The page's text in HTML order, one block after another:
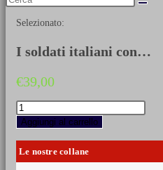
Selezionato:
I soldati italiani con…
€39,00
I
soldati
italiani
con
Napoleone
Aggiungi al carrello
Le nostre collane